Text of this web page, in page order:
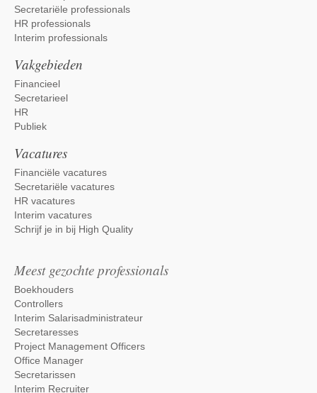
Secretariële professionals
HR professionals
Interim professionals
Vakgebieden
Financieel
Secretarieel
HR
Publiek
Vacatures
Financiële vacatures
Secretariële vacatures
HR vacatures
Interim vacatures
Schrijf je in bij High Quality
Meest gezochte professionals
Boekhouders
Controllers
Interim Salarisadministrateur
Secretaresses
Project Management Officers
Office Manager
Secretarissen
Interim Recruiter